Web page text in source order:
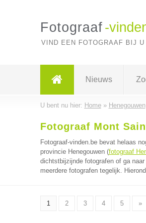
Fotograaf -
VIND EEN FOTOGRAAF BIJ
Nieuws
U bent nu hier: Home» Henegouwen
Fotograaf Mont
Fotograaf-vinden.be bevat helaas
provincie Henegouwen (fotograaf
dichtstbijzijnde fotografen of ga naar
meerdere fotografen tegelijk.
1 2 3 4 5 »